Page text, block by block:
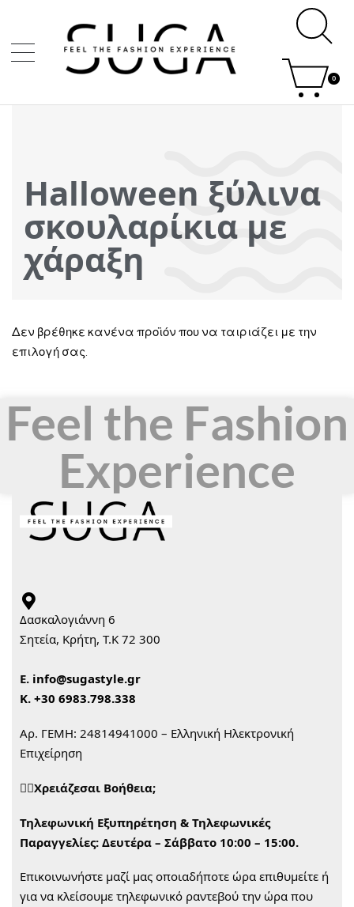
0
Halloween ξύλινα
σκουλαρίκια με
χάραξη
Δεν βρέθηκε κανένα προϊόν που να ταιριάζει με την
επιλογή σας.
Feel the Fashion
Experience
Δασκαλογιάννη 6
Σητεία, Κρήτη, Τ.Κ 72 300
Ε. info@sugastyle.gr
Κ. +30 6983.798.338
Αρ. ΓΕΜΗ: 24814941000 – Ελληνική Ηλεκτρονική
Επιχείρηση
🙋‍♀️Χρειάζεσαι Βοήθεια;
Τηλεφωνική Εξυπηρέτηση & Τηλεφωνικές
Παραγγελίες: Δευτέρα – Σάββατο 10:00 – 15:00.
Επικοινωνήστε μαζί μας οποιαδήποτε ώρα επιθυμείτε ή
για να κλείσουμε τηλεφωνικό ραντεβού την ώρα που